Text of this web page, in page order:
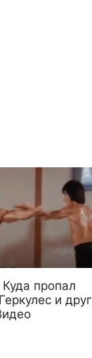
пропал
и друг